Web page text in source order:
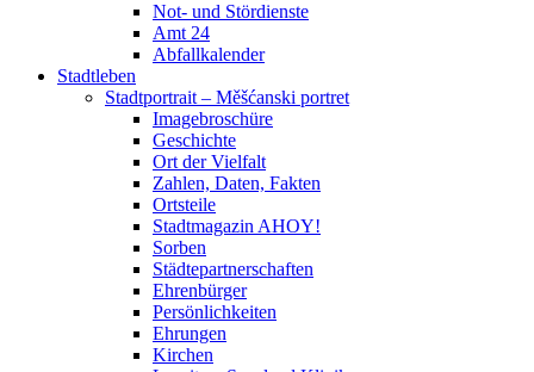
Not- und Stördienste
Amt 24
Abfallkalender
Stadtleben
Stadtportrait – Měšćanski portret
Imagebroschüre
Geschichte
Ort der Vielfalt
Zahlen, Daten, Fakten
Ortsteile
Stadtmagazin AHOY!
Sorben
Städtepartnerschaften
Ehrenbürger
Persönlichkeiten
Ehrungen
Kirchen